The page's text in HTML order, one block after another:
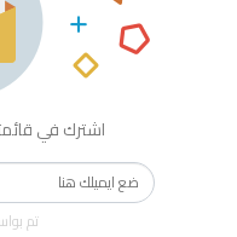
اشترك في
تم